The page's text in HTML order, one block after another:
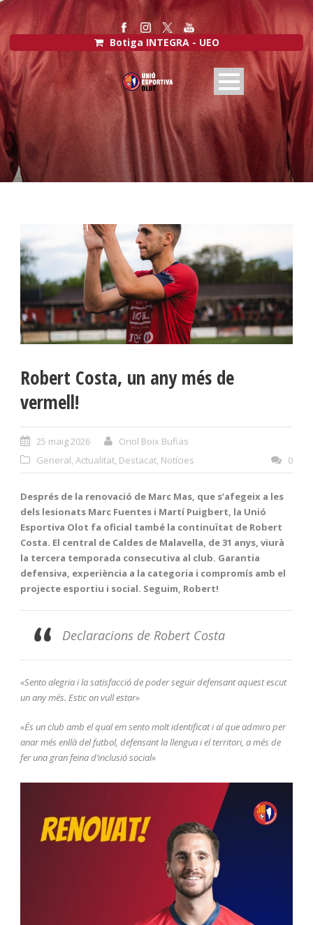
Botiga INTEGRA - UEO
Robert Costa, un any més de
vermell!
25 maig 2026
Oriol Boix Bufias
General, Actualitat, Destacat, Notícies 0
Després de la renovació de Marc Mas, que s’afegeix a les
dels lesionats Marc Fuentes i Martí Puigbert, la Unió
Esportiva Olot fa oficial també la continuïtat de Robert
Costa. El central de Caldes de Malavella, de 31 anys, viurà
la tercera temporada consecutiva al club. Garantia
defensiva, experiència a la categoria i compromís amb el
projecte esportiu i social. Seguim, Robert!
Declaracions de Robert Costa
«Sento alegria i la satisfacció de poder seguir defensant aquest escut
un any més. Estic on vull estar»
«És un club amb el qual em sento molt identificat i al que admiro per
anar més enllà del futbol, defensant la llengua i el territori, a més de
fer una gran feina d’inclusió social»